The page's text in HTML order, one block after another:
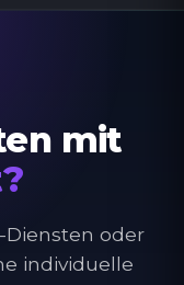
mit
Diensten oder
individuelle